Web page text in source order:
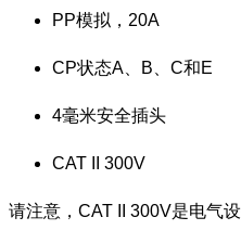
PP模拟，20A
CP状态A、B、C和E
4毫米安全插头
CAT II 300V
请注意，CAT II 300V是电气